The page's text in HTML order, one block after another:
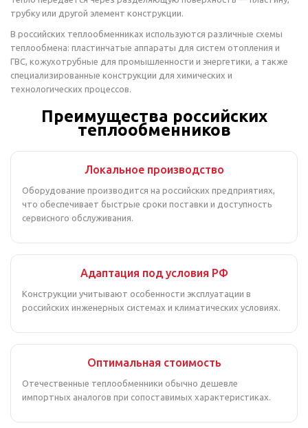
трубку или другой элемент конструкции.
В российских теплообменниках используются различные схемы
теплообмена: пластинчатые аппараты для систем отопления и
ГВС, кожухотрубные для промышленности и энергетики, а также
специализированные конструкции для химических и
технологических процессов.
Преимущества российских
теплообменников
Локальное производство
Оборудование производится на российских предприятиях,
что обеспечивает быстрые сроки поставки и доступность
сервисного обслуживания.
Адаптация под условия РФ
Конструкции учитывают особенности эксплуатации в
российских инженерных системах и климатических условиях.
Оптимальная стоимость
Отечественные теплообменники обычно дешевле
импортных аналогов при сопоставимых характеристиках.